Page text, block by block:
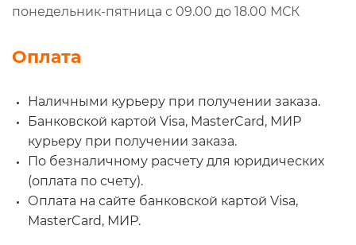
понедельник-пятница с 09.00 до 18.00 МСК
Оплата
Наличными курьеру при получении заказа.
Банковской картой Visa, MasterCard, МИР
курьеру при получении заказа.
По безналичному расчету для юридических
(оплата по счету).
Оплата на сайте банковской картой Visa,
MasterCard, МИР.